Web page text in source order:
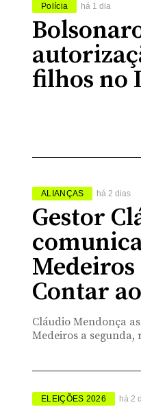
Polícia há 1 dia
filhos no
ALIANÇAS há 2 dias
Gestor
Medeiros
Contar
Cláudio Mendonça
Medeiros a segunda,
ELEIÇÕES 2026 há 2